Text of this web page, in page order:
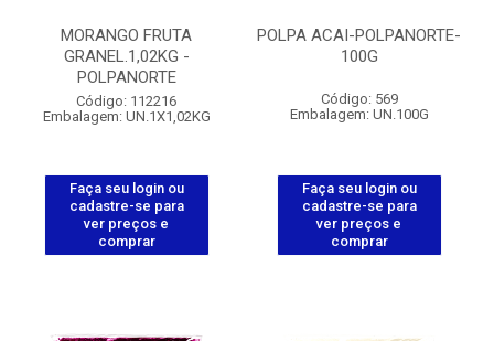
MORANGO FRUTA
GRANEL.1,02KG -
POLPANORTE
Código: 112216
Embalagem: UN.1X1,02KG
Faça seu login ou
cadastre-se para
ver preços e
comprar
POLPA ACAI-POLPANORTE-
100G
Código: 569
Embalagem: UN.100G
Faça seu login ou
cadastre-se para
ver preços e
comprar